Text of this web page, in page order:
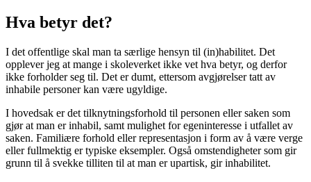
Hva betyr det?
I det offentlige skal man ta særlige hensyn til (in)habilitet. Det
opplever jeg at mange i skoleverket ikke vet hva betyr, og derfor
ikke forholder seg til. Det er dumt, ettersom avgjørelser tatt av
inhabile personer kan være ugyldige.
I hovedsak er det tilknytningsforhold til personen eller saken som
gjør at man er inhabil, samt mulighet for egeninteresse i utfallet av
saken. Familiære forhold eller representasjon i form av å være verge
eller fullmektig er typiske eksempler. Også omstendigheter som gir
grunn til å svekke tilliten til at man er upartisk, gir inhabilitet.